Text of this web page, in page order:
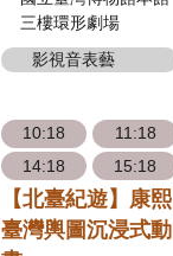
三樓環形劇場
影視音表藝
10:18
11:18
14:18
15:18
【北臺紀遊】康熙
臺灣輿圖沉浸式動